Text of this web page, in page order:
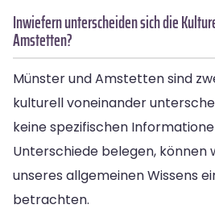
Inwiefern unterscheiden sich die
Amstetten?
Münster und Amstetten sind
kulturell voneinander
keine spezifischen
Unterschiede belegen, können
unseres allgemeinen Wissens
betrachten.